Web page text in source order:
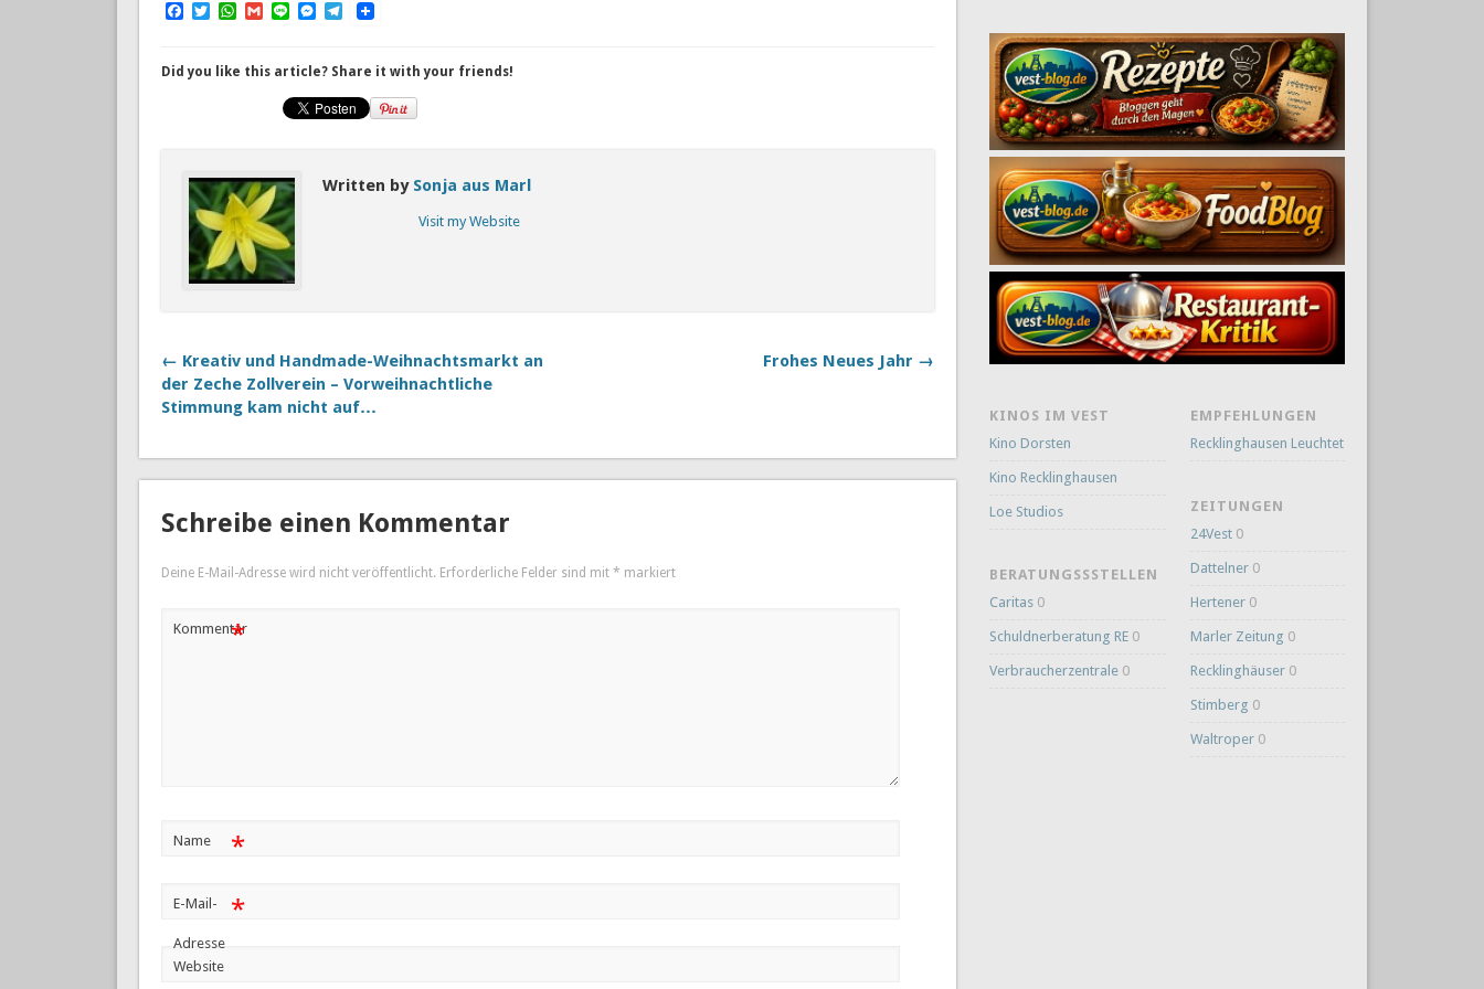
Facebook
TwitterWhatsApp
Gmail
LineMessenger
Telegram
Did you like this article? Share it with your friends!
Written by Sonja aus Marl
Visit my Website
← Kreativ und Handmade-Weihnachtsmarkt an
der Zeche Zollverein – Vorweihnachtliche
Stimmung kam nicht auf…
Frohes Neues Jahr →
Schreibe einen Kommentar
Deine E-Mail-Adresse wird nicht veröffentlicht. Erforderliche Felder sind mit * markiert
Kommentar
*
Name *
E-Mail-
Adresse
*
Website
KINOS IM VEST
Kino Dorsten
Kino Recklinghausen
Loe Studios
BERATUNGSSSTELLEN
Caritas 0
Schuldnerberatung RE 0
Verbraucherzentrale 0
EMPFEHLUNGEN
Recklinghausen Leuchtet
ZEITUNGEN
24Vest 0
Dattelner 0
Hertener 0
Marler Zeitung 0
Recklinghäuser 0
Stimberg 0
Waltroper 0